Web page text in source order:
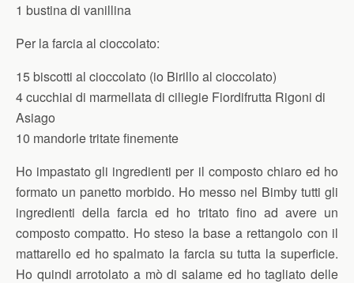
1 bustina di vanillina
Per la farcia al cioccolato:
15 biscotti al cioccolato (io Birillo al cioccolato)
4 cucchiai di marmellata di ciliegie Fiordifrutta Rigoni di
Asiago
10 mandorle tritate finemente
Ho impastato gli ingredienti per il composto chiaro ed ho
formato un panetto morbido. Ho messo nel Bimby tutti gli
ingredienti della farcia ed ho tritato fino ad avere un
composto compatto. Ho steso la base a rettangolo con il
mattarello ed ho spalmato la farcia su tutta la superficie.
Ho quindi arrotolato a mò di salame ed ho tagliato delle